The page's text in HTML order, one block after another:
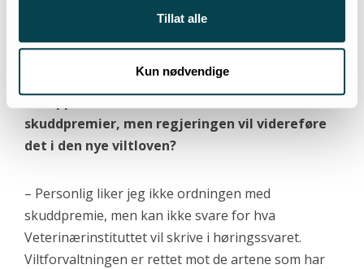
Tillat alle
Kun nødvendige
minst ulike typer utbygging. Det er mye som
egentlig har det som hensikt.
– I rapporten din foreslo du forbud mot
skuddpremier, men regjeringen vil videreføre
det i den nye viltloven?
– Personlig liker jeg ikke ordningen med
skuddpremie, men kan ikke svare for hva
Veterinærinstituttet vil skrive i høringssvaret.
Viltforvaltningen er rettet mot de artene som har